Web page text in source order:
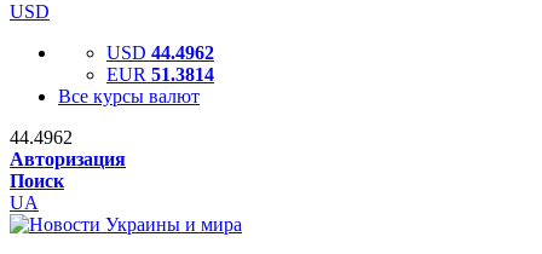
USD
USD 44.4962
EUR 51.3814
Все курсы валют
44.4962
Авторизация
Поиск
UA